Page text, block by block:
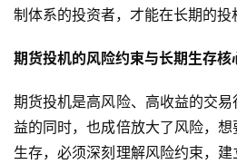
期
货
入
门
制体系的投资者，才能在长期的投
期货投机的风险约束与长期生存核
期货投机是高风险、高收益的交
益的同时，也成倍放大了风险，
生存，必须深刻理解风险约束，建